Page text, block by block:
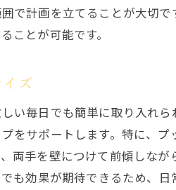
ルミシスを活用した新しいア
忙しさを乗り越えるバストアッ
場でもできる簡単なバストケア
時間でできるストレッチの取
ラックスが与えるバストアッ
しい女性のための継続しやす
分に合ったバストアッププラ
で計画を立てることが大切
ことが可能です。
ズ
い毎日でも簡単に取り入れ
をサポートします。特に、
両手を壁につけて前傾しな
も効果が期待できるため、